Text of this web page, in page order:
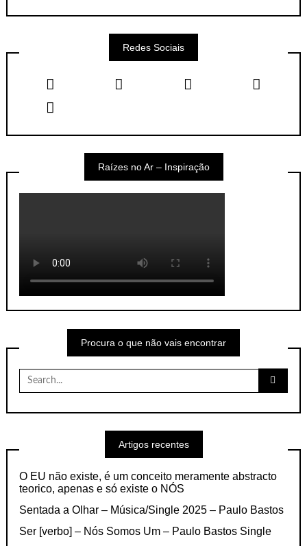
Redes Sociais
Raízes no Ar – Inspiração
Procura o que não vais encontrar
Search
for:
Artigos recentes
O EU não existe, é um conceito meramente abstracto
teorico, apenas e só existe o NÓS
Sentada a Olhar – Música/Single 2025 – Paulo Bastos
Ser [verbo] – Nós Somos Um – Paulo Bastos Single